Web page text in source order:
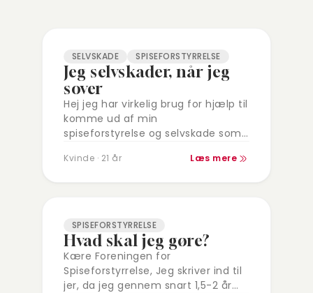
SELVSKADE SPISEFORSTYRRELSE
Jeg selvskader, når jeg
sover
Hej jeg har virkelig brug for hjælp til
komme ud af min
spiseforstyrelse og selvskade som
til blods i næsen strammer ur…
Kvinde · 21 år Læs mere
SPISEFORSTYRRELSE
Hvad skal jeg gøre?
Kære Foreningen for
Spiseforstyrrelse, Jeg skriver ind til
jer, da jeg gennem snart 1,5-2 år